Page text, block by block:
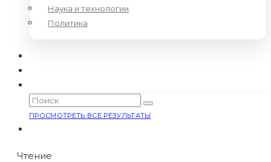
Наука и технологии
Политика
ПРОСМОТРЕТЬ ВСЕ РЕЗУЛЬТАТЫ
Чтение